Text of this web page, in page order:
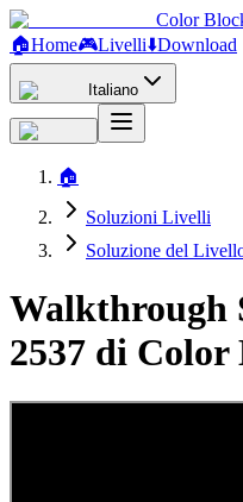
Color
🏠Home🎮Livelli⬇️Download
Italiano
🏠
Soluzioni Livelli
Soluzione del
Walkthrough
2537 di Color